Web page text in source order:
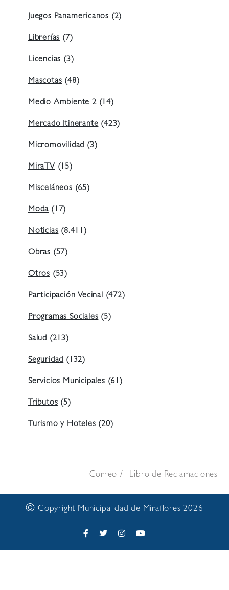
Juegos Panamericanos (2)
Librerías (7)
Licencias (3)
Mascotas (48)
Medio Ambiente 2(14)
Mercado Itinerante (423)
Micromovilidad (3)
MiraTV (15)
Misceláneos (65)
Moda (17)
Noticias (8.411)
Obras (57)
Otros (53)
Participación Vecinal (472)
Programas Sociales (5)
Salud (213)
Seguridad (132)
Servicios Municipales (61)
Tributos (5)
Turismo y Hoteles (20)
Correo Libro de Reclamaciones
© Copyright Municipalidad de Miraflores 2026